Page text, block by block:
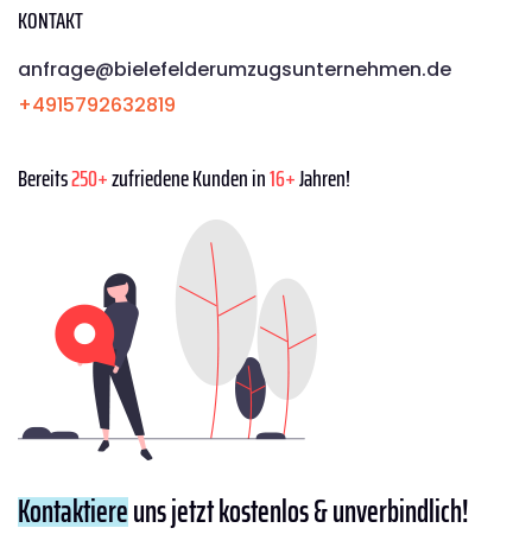
KONTAKT
anfrage@bielefelderumzugsunternehmen.de
+4915792632819
Bereits250+zufriedene Kunden in16+Jahren!
Kontaktiereuns jetzt kostenlos & unverbindlich!